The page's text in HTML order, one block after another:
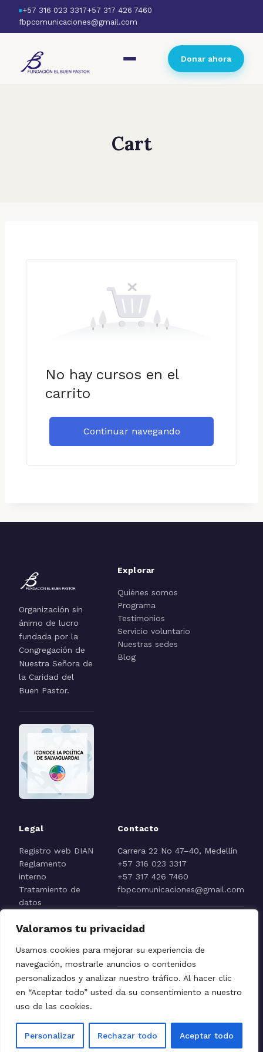
Valoramos tu privacidad
Usamos cookies para mejorar su experiencia de
navegación, mostrarle anuncios o contenidos
personalizados y analizar nuestro tráfico. Al hacer clic
en “Aceptar todo” usted da su consentimiento a nuestro
uso de las cookies.
Personalizar Rechazar todo Aceptar todo
+57 316 023 3317+57 317 426 7460
fbpcomunicaciones@gmail.com
Donar ahora
Cart
No hay cursos en el
carrito
Continuar navegando
Organización sin
ánimo de lucro
fundada por la
Congregación de
Nuestra Señora de
la Caridad del
Buen Pastor.
Explorar
Quiénes somos
Programa
Testimonios
Servicio voluntario
Nuestras sedes
Blog
Legal
Registro web DIAN
Reglamento
interno
Tratamiento de
datos
privacidad
Contacto
Carrera 22 No 47–40, Medellín
+57 316 023 3317
+57 317 426 7460
fbpcomunicaciones@gmail.com
Congregación de Nuestra Señora de la Caridad del Buen
Pastor